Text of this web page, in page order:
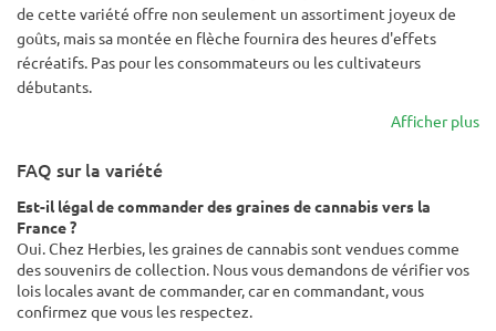
de cette variété offre non seulement un assortiment joyeux de
goûts, mais sa montée en flèche fournira des heures d'effets
récréatifs. Pas pour les consommateurs ou les cultivateurs
débutants.
Afficher plus
FAQ sur la variété
Est-il légal de commander des graines de cannabis vers la
France ?
Oui. Chez Herbies, les graines de cannabis sont vendues comme
des souvenirs de collection. Nous vous demandons de vérifier vos
lois locales avant de commander, car en commandant, vous
confirmez que vous les respectez.